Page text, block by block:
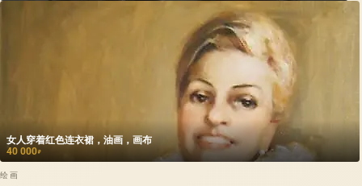
女人穿着红色连衣裙，油画，画布
40 000₽
绘画